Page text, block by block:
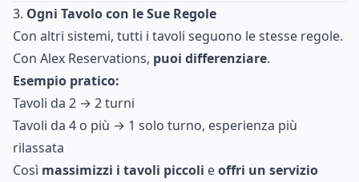
3. Ogni Tavolo con le Sue Regole
Con altri sistemi, tutti i tavoli seguono le stesse regole.
Con Alex Reservations, puoi differenziare.
Esempio pratico:
Tavoli da 2 → 2 turni
Tavoli da 4 o più → 1 solo turno, esperienza più
rilassata
Così massimizzi i tavoli piccoli eoffri un servizio